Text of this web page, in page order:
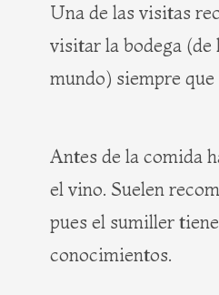
Una de las visitas
visitar la bodega (de
mundo) siempre
Antes de la comida
el vino. Suelen
pues el sumiller
conocimientos.